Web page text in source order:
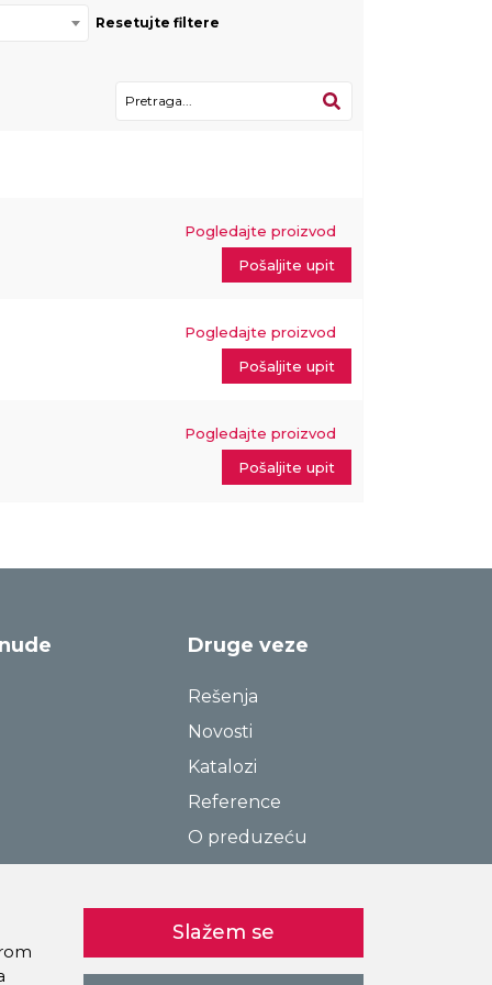
Resetujte filtere
Pogledajte proizvod
Pošaljite upit
Pogledajte proizvod
Pošaljite upit
Pogledajte proizvod
Pošaljite upit
Druge veze
Rešenja
Novosti
Katalozi
Reference
O preduzeću
Pravila o privatnosti
Kolačići
Slažem se